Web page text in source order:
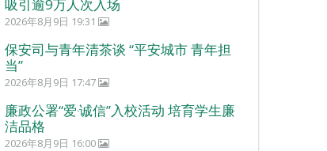
吸引逾9万人次入场
2026年8月9日 19:31
保安司与青年清茶谈 “平安城市 青年担
当”
2026年8月9日 17:47
廉政公署“爱‧诚信”入校活动 培育学生廉
洁品格
2026年8月9日 16:00